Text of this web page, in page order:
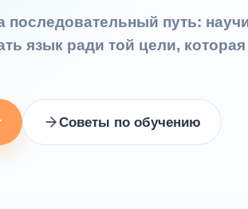
последовательный путь:
язык ради той цели,
Советы по обучению